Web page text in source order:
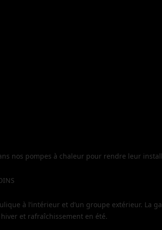
nos pompes à chaleur pour rendre leur
à l’intérieur et d’un groupe extérieur. La
et rafraîchissement en été.